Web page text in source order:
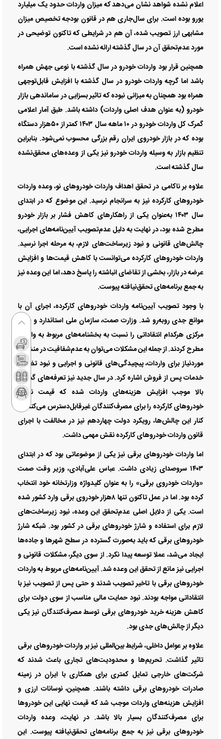
اعلام نشده شواهد نشان می‌دهد که میزان واردات حدود یک میلیارد
یورو بوده است. برای سال‌جاری هم در قانون بودجه تخصیص میزان
مشابهی ارز تصویب شده، آن هم در شرایطی که تاکنون توضیحی در
مورد عدم‌تحقق آن در سال گذشته ارائه نشده است.
همچنین قرار بود واردات خودرو در سال گذشته با نوعی جهش همراه
باشد اما گرچه واردات خودرو در سال گذشته با افزایش قابل‌توجهی
همراه بود همچنان به میزانی نبوده که تاثیر بسزایی در ساماندهی بازار
خودرو (به عنوان هدف اصلی واردات) داشته باشد. طبق آمار اعلامی
گمرک کل واردات خودرو در ۱۰ ماهه سال ۱۴۰۳ کمتر از ۵۰‌هزار دستگاه
بوده که در بازار خودروی ایران رقم بزرگی محسوب نمی‌شود. بنابراین
تنظیم بازار به وسیله واردات خودرو نیز یکی از وعده‌‌‌های محقق‌نشده
سال گذشته است.
علاوه بر ناکامی در تحقق اهداف واردات خودروهای نو، وعده واردات
خودروهای کارکرده نیز به سرانجام نرسید. این موضوع که در ابتدای
سال ۱۴۰۳ به‌‌‌عنوان یکی از راهکارهای کاهش فشار بر بازار خودرو
مطرح شده بود، در نهایت به دلیل عدم‌تصویب آیین‌‌‌نامه‌‌‌های اجرایی،
چالش‌‌‌های قانونی و نبود زیرساخت‌‌‌های لازم، به مرحله اجرا نرسید.
واردات خودروهای کارکرده می‌توانست با کاهش قیمت‌ها و افزایش
عرضه در بازار، بخشی از تقاضای انباشته را پاسخ دهد، اما این وعده نیز
به جمع برنامه‌‌‌های تحقق‌‌‌نیافته پیوست.
با وجود تصویب آیین‌‌‌نامه واردات خودروهای کارکرده، اجرای آن با
موانع جدی روبه‌‌‌رو شد. وزارت صمت، سازمان ملی استاندارد و بانک
مرکزی هرکدام انتقاداتی را نسبت به بخشنامه‌‌‌های مربوط به واردات
مطرح کردند. از جمله این مشکلات می‌توان به عدم‌شفافیت در منشأ ارز
موردنیاز برای واردات، پیچیدگی‌‌‌های قانونی و اجرایی و نبود تضمین
خدمات پس از فروش اشاره کرد. در سال جدید نیز تعرفه‌‌‌های گمرکی
بالا موجب افزایش هزینه‌‌‌های واردات شده که قیمت نهایی
خودروهای کارکرده را برای مصرف‌کنندگان غیرقابل‌‌‌دسترس می‌کند. در
کنار این چالش‌‌‌ها، رویکرد دولت چهاردهم نیز در مخالفت با اجرای
قانون واردات خودروهای کارکرده نقش مهمی داشت.
اما واردات خودروهای برقی نیز یکی از موضوعاتی بود که در ابتدای
۱۴۰۳ سروصدای زیادی داشت. عباس علی‌‌‌آبادی، وزیر وقت صمت
«واردات خودروی برقی» را به عنوان کلیدواژه وزارتخانه خود انتخاب
کرده بود. اما در عمل تاکنون تنها ۸‌هزار خودروی برقی وارد کشور شده
است. یکی از دلایل اصلی عدم‌تحقق این وعده، نبود زیرساخت‌‌‌های
لازم برای استفاده و شارژ خودروهای برقی در کشور بود. شبکه شارژ
خودروهای برقی که باید به‌‌‌صورت گسترده در سطح شهرها و جاده‌‌‌ها
ایجاد می‌‌‌شد، عملا توسعه پیدا نکرد. از سوی دیگر، مشکلات قانونی و
اجرایی نیز مانع از تحقق این وعده شد. آیین‌‌‌نامه‌‌‌های مربوط به واردات
خودروهای برقی با تاخیر تصویب شدند و حتی پس از تصویب نیز با
انتقاداتی مواجه بودند. نبود حمایت مالی مناسب از سوی دولت برای
کاهش هزینه خرید خودروهای برقی توسط مصرف‌کنندگان نیز یکی
دیگر از چالش‌‌‌های جدی بود.
علاوه بر عوامل داخلی، شرایط بین‌المللی نیز بر واردات خودروهای برقی
تاثیر گذاشت. تحریم‌‌‌ها و محدودیت‌های تجاری باعث شدند که
شرکت‌های خارجی تمایل کمتری برای همکاری با ایران در زمینه
صادرات خودروهای برقی داشته باشند. همچنین، نوسانات ارزی و
افزایش هزینه‌‌‌های واردات موجب شد که قیمت نهایی این خودروها
برای مصرف‌کنندگان بسیار بالا باشد. در نهایت، وعده واردات
خودروهای برقی نیز به جمع برنامه‌‌‌های تحقق‌‌‌نیافته پیوست. این